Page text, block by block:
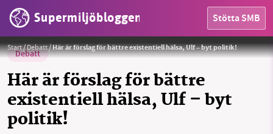
Supermiljöbloggen Stötta SMB
Start/Debatt/Här är förslag för bättre existentiell hälsa, Ulf – byt politik!
Debatt
Här är förslag för bättre
existentiell hälsa, Ulf – byt
politik!
Skogsforskare Jeannette Eggers, SLU, skriver ett öppet brev till statsministern om existentiell hälsa. Foto: